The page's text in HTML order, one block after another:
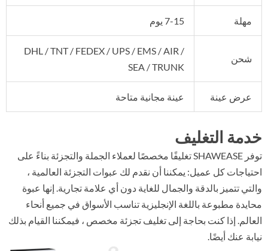
مهلة 7-15 يوم
شحن
DHL / TNT / FEDEX / UPS / EMS / AIR /
SEA / TRUNK
عرض عينة عينة مجانية متاحة
خدمة التغليف
توفر SHAWEASE تغليفًا مخصصًا لعملاء الجملة والتجزئة بناءً على
احتياجات كل عميل: يمكننا أن نقدم لك عبوات التجزئة العالمية ،
والتي تتميز بالدقة والجمال للغاية دون أي علامة تجارية. إنها عبوة
محايدة مطبوعة باللغة الإنجليزية تناسب الأسواق في جميع أنحاء
العالم. إذا كنت بحاجة إلى تغليف تجزئة مخصص ، فيمكننا القيام بذلك
نيابة عنك أيضًا.